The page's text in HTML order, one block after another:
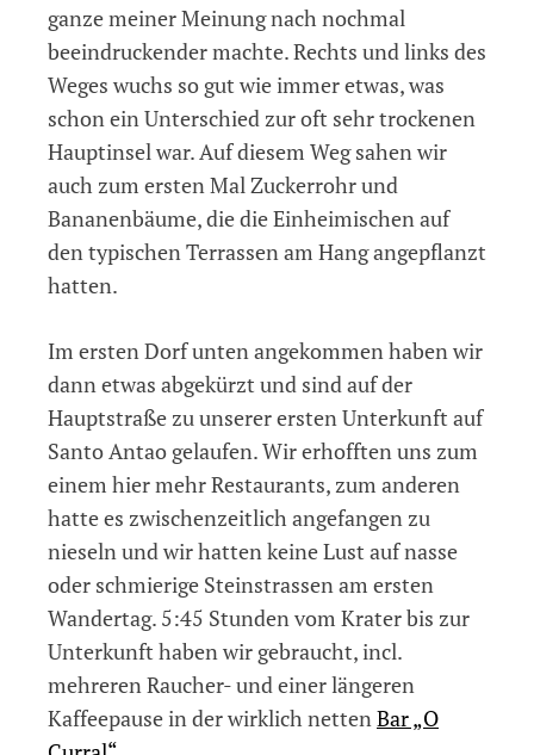
ganze meiner Meinung nach nochmal
beeindruckender machte. Rechts und links des
Weges wuchs so gut wie immer etwas, was
schon ein Unterschied zur oft sehr trockenen
Hauptinsel war. Auf diesem Weg sahen wir
auch zum ersten Mal Zuckerrohr und
Bananenbäume, die die Einheimischen auf
den typischen Terrassen am Hang angepflanzt
hatten.
Im ersten Dorf unten angekommen haben wir
dann etwas abgekürzt und sind auf der
Hauptstraße zu unserer ersten Unterkunft auf
Santo Antao gelaufen. Wir erhofften uns zum
einem hier mehr Restaurants, zum anderen
hatte es zwischenzeitlich angefangen zu
nieseln und wir hatten keine Lust auf nasse
oder schmierige Steinstrassen am ersten
Wandertag. 5:45 Stunden vom Krater bis zur
Unterkunft haben wir gebraucht, incl.
mehreren Raucher- und einer längeren
Kaffeepause in der wirklich netten Bar „O